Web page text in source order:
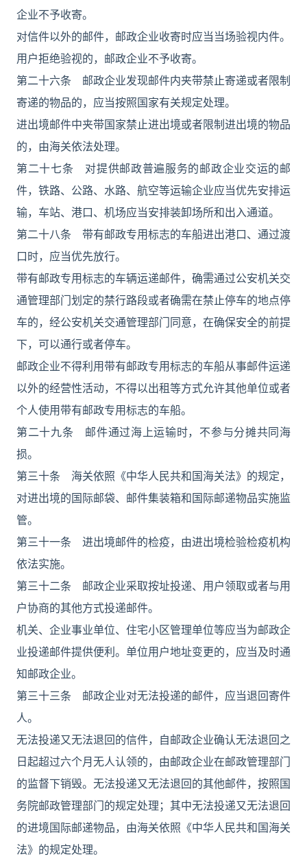
企业不予收寄。
对信件以外的邮件，邮政企业收寄时应当当场验视内件。
用户拒绝验视的，邮政企业不予收寄。
第二十六条 邮政企业发现邮件内夹带禁止寄递或者限制
寄递的物品的，应当按照国家有关规定处理。
进出境邮件中夹带国家禁止进出境或者限制进出境的物品
的，由海关依法处理。
第二十七条 对提供邮政普遍服务的邮政企业交运的邮
件，铁路、公路、水路、航空等运输企业应当优先安排运
输，车站、港口、机场应当安排装卸场所和出入通道。
第二十八条 带有邮政专用标志的车船进出港口、通过渡
口时，应当优先放行。
带有邮政专用标志的车辆运递邮件，确需通过公安机关交
通管理部门划定的禁行路段或者确需在禁止停车的地点停
车的，经公安机关交通管理部门同意，在确保安全的前提
下，可以通行或者停车。
邮政企业不得利用带有邮政专用标志的车船从事邮件运递
以外的经营性活动，不得以出租等方式允许其他单位或者
个人使用带有邮政专用标志的车船。
第二十九条 邮件通过海上运输时，不参与分摊共同海
损。
第三十条 海关依照《中华人民共和国海关法》的规定，
对进出境的国际邮袋、邮件集装箱和国际邮递物品实施监
管。
第三十一条 进出境邮件的检疫，由进出境检验检疫机构
依法实施。
第三十二条 邮政企业采取按址投递、用户领取或者与用
户协商的其他方式投递邮件。
机关、企业事业单位、住宅小区管理单位等应当为邮政企
业投递邮件提供便利。单位用户地址变更的，应当及时通
知邮政企业。
第三十三条 邮政企业对无法投递的邮件，应当退回寄件
人。
无法投递又无法退回的信件，自邮政企业确认无法退回之
日起超过六个月无人认领的，由邮政企业在邮政管理部门
的监督下销毁。无法投递又无法退回的其他邮件，按照国
务院邮政管理部门的规定处理；其中无法投递又无法退回
的进境国际邮递物品，由海关依照《中华人民共和国海关
法》的规定处理。